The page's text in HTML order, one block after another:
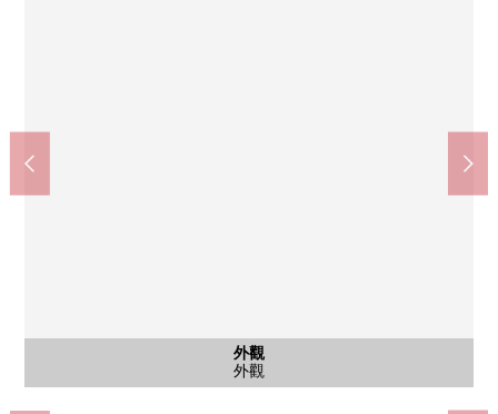
外觀
外觀
入口
入口
入口
入口
入口
入口
入口
入口
其他當地
郵件角
其他當地
自行車堆放處
停車場
停車場
外觀
外觀
堺筋本町站(Osaka Metro中央線、堺筋線)(約80m)
步行1分鐘
本町站(Osaka Metro御堂筋線)(約700m)
步行9分鐘
LIFE堺筋本町商店(約230m)
步行3分鐘。
業務超市松屋街道本町橋商店(約350m)
步行5分鐘。
全家便利店南本町商店(約130m)
步行2分鐘。
杉藥房北久寶寺商店(約260m)
步行4分鐘。
空的掘商店街(約240m)
步行3分鐘。
大阪東郵局(約410m)
步行6分鐘。
中大江公園(約870m)
步行11分鐘。